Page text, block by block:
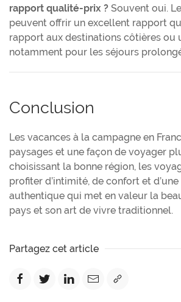
rapport qualité-prix ? Souvent oui.
peuvent offrir un excellent rapport
rapport aux destinations côtières ou
notamment pour les séjours
Conclusion
Les vacances à la campagne en
paysages et une façon de voyager
choisissant la bonne région, les
profiter d’intimité, de confort et
authentique qui met en valeur la
pays et son art de vivre traditionnel.
Partagez cet article